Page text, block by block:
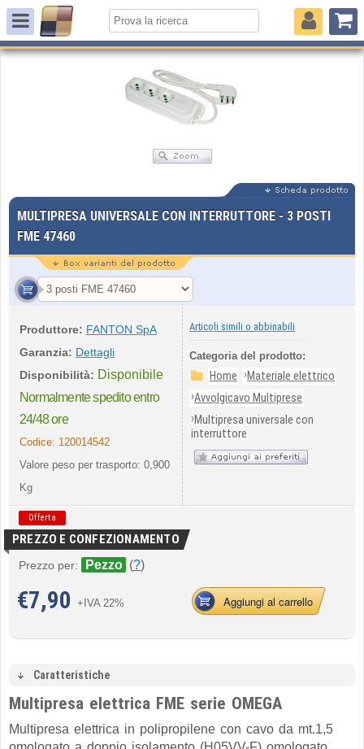
MULTIPRESA UNIVERSALE CON INTERRUTTORE - 3 POSTI
FME 47460
Produttore: FANTON SpA
Garanzia: Dettagli
Disponibilità: Disponibile
Normalmente spedito entro
24/48 ore
Codice: 120014542
Valore peso per trasporto: 0,900
Kg
Articoli simili o abbinabili
Categoria del prodotto:
Home ›Materiale elettrico
›Avvolgicavo Multiprese
›Multipresa universale con
interruttore
Offerta
PREZZO E CONFEZIONAMENTO
Prezzo per: Pezzo (?)
€7,90 +IVA 22% Aggiungi al carrello
Caratteristiche
Multipresa elettrica FME serie OMEGA
Multipresa elettrica in polipropilene con cavo da mt.1,5